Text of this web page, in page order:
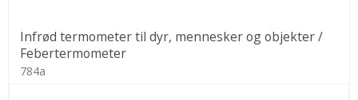
Infrød termometer til dyr, mennesker og objekter /
Febertermometer
784a